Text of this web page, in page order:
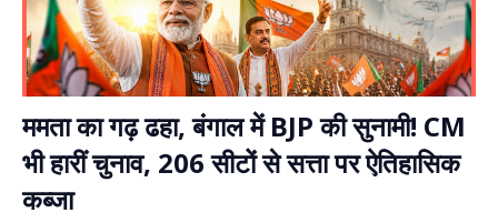
ममता का गढ़ ढहा, बंगाल में BJP की सुनामी! CM
भी हारीं चुनाव, 206 सीटों से सत्ता पर ऐतिहासिक
कब्जा